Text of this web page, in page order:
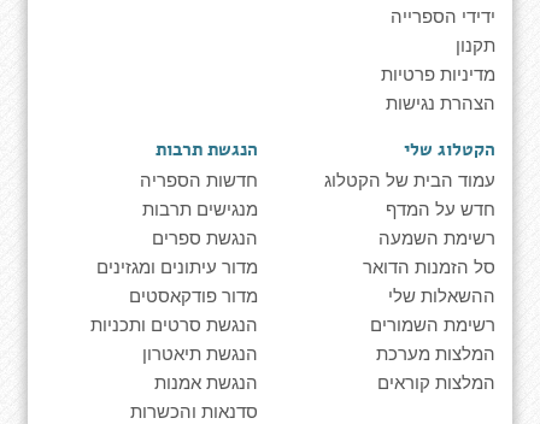
ידידי הספרייה
תקנון
מדיניות פרטיות
הצהרת נגישות
הקטלוג שלי
עמוד הבית של הקטלוג
חדש על המדף
רשימת השמעה
סל הזמנות הדואר
ההשאלות שלי
רשימת השמורים
המלצות מערכת
המלצות קוראים
הנגשת תרבות
חדשות הספריה
מנגישים תרבות
הנגשת ספרים
מדור עיתונים ומגזינים
מדור פודקאסטים
הנגשת סרטים ותכניות
הנגשת תיאטרון
הנגשת אמנות
סדנאות והכשרות